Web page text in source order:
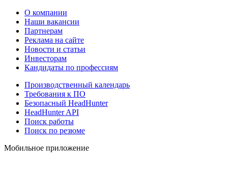
О компании
Наши вакансии
Партнерам
Реклама на сайте
Новости и статьи
Инвесторам
Кандидаты по профессиям
Производственный календарь
Требования к ПО
Безопасный HeadHunter
HeadHunter API
Поиск работы
Поиск по резюме
Мобильное приложение